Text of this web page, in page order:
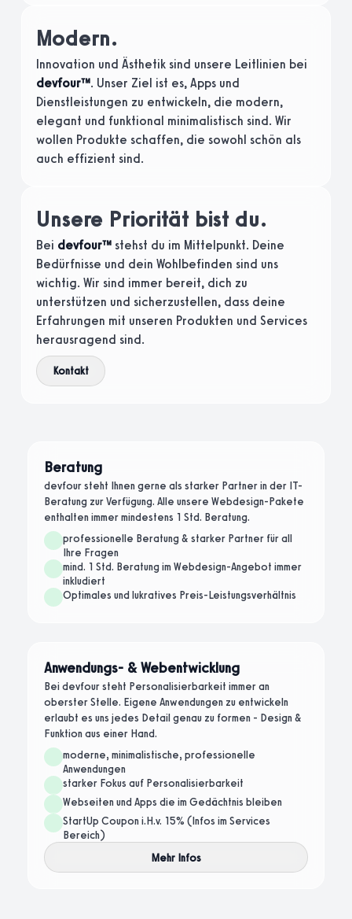
Modern.
Innovation und Ästhetik sind unsere Leitlinien bei
devfour™. Unser Ziel ist es, Apps und
Dienstleistungen zu entwickeln, die modern,
elegant und funktional minimalistisch sind. Wir
wollen Produkte schaffen, die sowohl schön als
auch effizient sind.
Unsere Priorität bist du.
Bei devfour™ stehst du im Mittelpunkt. Deine
Bedürfnisse und dein Wohlbefinden sind uns
wichtig. Wir sind immer bereit, dich zu
unterstützen und sicherzustellen, dass deine
Erfahrungen mit unseren Produkten und Services
herausragend sind.
Kontakt
Beratung
devfour steht Ihnen gerne als starker Partner in der IT-
Beratung zur Verfügung. Alle unsere Webdesign-Pakete
enthalten immer mindestens 1 Std. Beratung.
professionelle Beratung & starker Partner für all
Ihre Fragen
mind. 1 Std. Beratung im Webdesign-Angebot immer
inkludiert
Optimales und lukratives Preis-Leistungsverhältnis
Anwendungs- & Webentwicklung
Bei devfour steht Personalisierbarkeit immer an
oberster Stelle. Eigene Anwendungen zu entwickeln
erlaubt es uns jedes Detail genau zu formen - Design &
Funktion aus einer Hand.
moderne, minimalistische, professionelle
Anwendungen
starker Fokus auf Personalisierbarkeit
Webseiten und Apps die im Gedächtnis bleiben
StartUp Coupon i.H.v. 15% (Infos im Services
Bereich)
Mehr Infos